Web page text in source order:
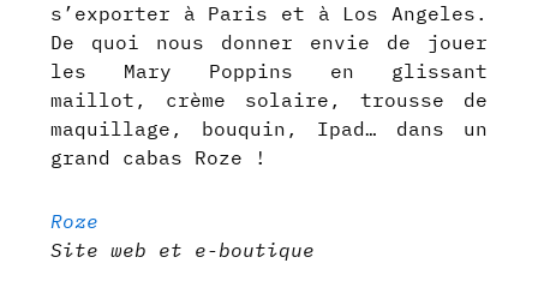
s’exporter à Paris et à Los Angeles.
De quoi nous donner envie de jouer
les Mary Poppins en glissant
maillot, crème solaire, trousse de
maquillage, bouquin, Ipad… dans un
grand cabas Roze !
Roze
Site web et e-boutique